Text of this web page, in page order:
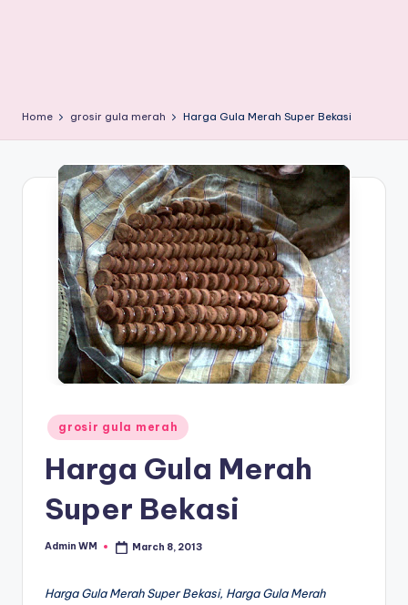
Home grosir gula merah Harga Gula Merah Super Bekasi
Posted
in
grosir gula merah
Harga Gula Merah
Super Bekasi
Posted
Admin WM March 8, 2013
Harga Gula Merah Super Bekasi, Harga Gula Merah